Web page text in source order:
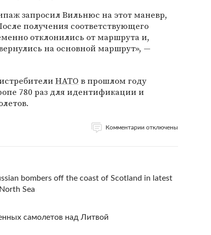
запросил Вильнюс на этот маневр,
получения соответствующего
отклонились от маршрута и,
на основной маршрут», —
НАТО в прошлом году
780 раз для идентификации и
Комментарии отключены
bombers off the coast of Scotland in latest
Sea
самолетов над Литвой